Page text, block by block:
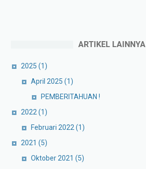
ARTIKEL LAINNYA
2025 (1)
April 2025 (1)
PEMBERITAHUAN !
2022(1)
Februari 2022(1)
2021 (5)
Oktober 2021 (5)